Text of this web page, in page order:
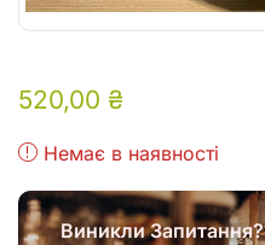
520,00 ₴
Немає в наявності
Виникли Запитання?